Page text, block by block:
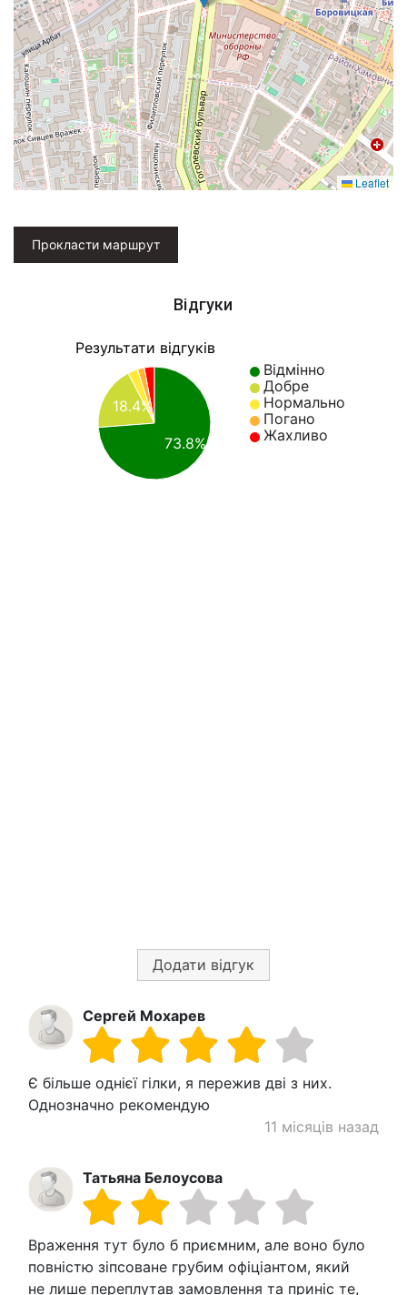
Leaflet
Прокласти маршрут
Відгуки
Результати відгуків
Відмінно
Добре
Нормально
Погано
Жахливо
18.4%
73.8%
Додати відгук
Сергей Мохарев
Є більше однієї гілки, я пережив дві з них.
Однозначно рекомендую
11 місяців назад
Татьяна Белоусова
Враження тут було б приємним, але воно було
повністю зіпсоване грубим офіціантом, який
не лише переплутав замовлення та приніс те,